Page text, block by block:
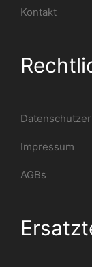
Kontakt
Impressum
AGBs